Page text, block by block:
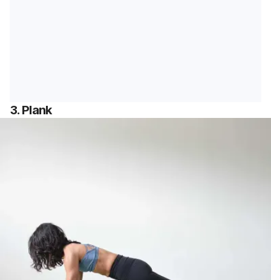
3. Plank